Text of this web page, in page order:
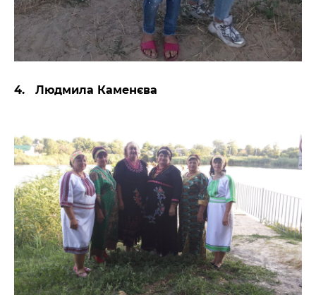
4. Людмила Каменєва